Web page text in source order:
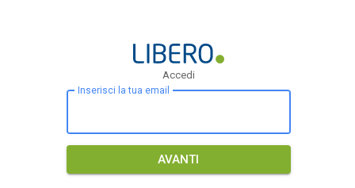
Accedi
Inserisci la tua email
AVANTI